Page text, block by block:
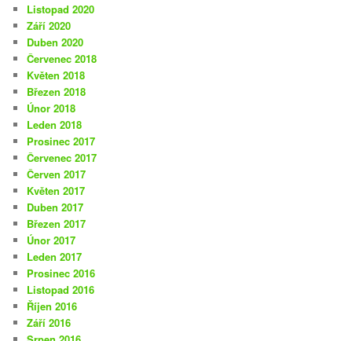
Listopad 2020
Září 2020
Duben 2020
Červenec 2018
Květen 2018
Březen 2018
Únor 2018
Leden 2018
Prosinec 2017
Červenec 2017
Červen 2017
Květen 2017
Duben 2017
Březen 2017
Únor 2017
Leden 2017
Prosinec 2016
Listopad 2016
Říjen 2016
Září 2016